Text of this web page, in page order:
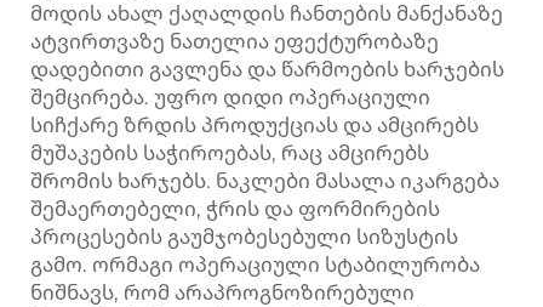
მოდის ახალ ქაღალდის ჩანთების მანქანაზე
ატვირთვაზე ნათელია ეფექტურობაზე
დადებითი გავლენა და წარმოების ხარჯების
შემცირება. უფრო დიდი ოპერაციული
სიჩქარე ზრდის პროდუქციას და ამცირებს
მუშაკების საჭიროებას, რაც ამცირებს
შრომის ხარჯებს. ნაკლები მასალა იკარგება
შემაერთებელი, ჭრის და ფორმირების
პროცესების გაუმჯობესებული სიზუსტის
გამო. ორმაგი ოპერაციული სტაბილურობა
ნიშნავს, რომ არაპროგნოზირებული